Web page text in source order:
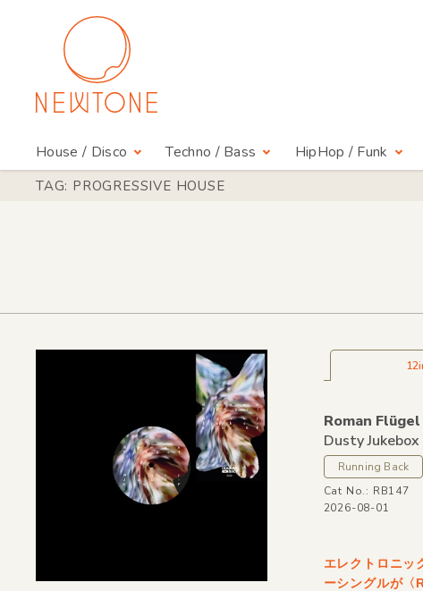
House / Disco Techno / Bass HipHop / Funk
TAG: PROGRESSIVE HOUSE
Roman Flügel
Dusty Jukebox
Running Back
Cat No.: RB147
2026-08-01
エレクトロニッ
ーシングルが